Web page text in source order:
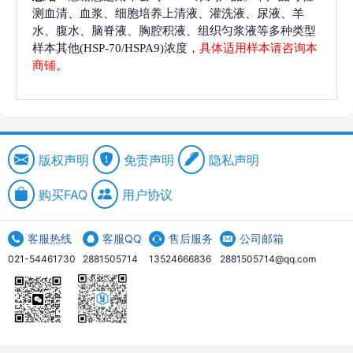
测血清、血浆、细胞培养上清液、灌洗液、尿液、羊
水、腹水、脑脊液、胸腔积液、组织匀浆液等多种类型
样本其他(HSP-70/HSPA9)浓度， 具体适用样本请咨询本
商铺。
版权声明 免责声明 隐私声明
购买FAQ 用户协议
客服热线
021-54461730
客服QQ
2881505714
售后服务
13524666836
公司邮箱
2881505714@qq.com